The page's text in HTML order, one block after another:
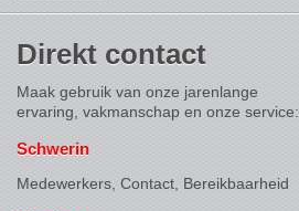
Direkt contact
Maak gebruik van onze jarenlange
ervaring, vakmanschap en onze service:
Schwerin
Medewerkers, Contact, Bereikbaarheid